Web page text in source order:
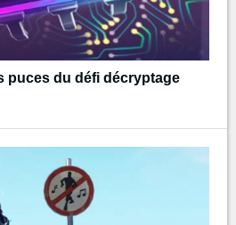
puces du défi décryptage